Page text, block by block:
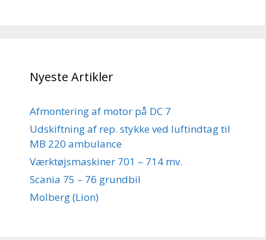
Nyeste Artikler
Afmontering af motor på DC 7
Udskiftning af rep. stykke ved luftindtag til
MB 220 ambulance
Værktøjsmaskiner 701 – 714 mv.
Scania 75 – 76 grundbil
Molberg (Lion)